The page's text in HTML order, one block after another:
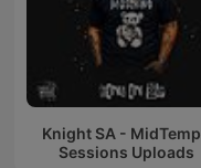
Knight SA -
Sessions Uploads